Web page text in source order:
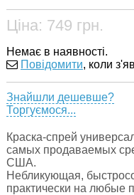
Ціна: 749 грн.
Немає в наявності.
Повідомити, коли
Знайшли дешевше?
Торгуємося...
Краска-спрей
самых продаваемых
США.
Небликующая,
практически на любые